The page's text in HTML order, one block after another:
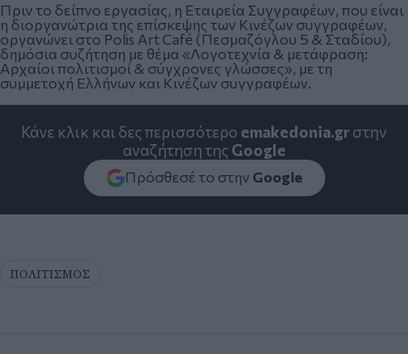
Πριν το δείπνο εργασίας, η Εταιρεία Συγγραφέων, που είναι
η διοργανώτρια της επίσκεψης των Κινέζων συγγραφέων,
οργανώνει στο Polis Art Café (Πεσμαζόγλου 5 & Σταδίου),
δημόσια συζήτηση με θέμα «Λογοτεχνία & μετάφραση:
Αρχαίοι πολιτισμοί & σύγχρονες γλώσσες», με τη
συμμετοχή Ελλήνων και Κινέζων συγγραφέων.
Κάνε κλικ και δες περισσότερο emakedonia.grστην
αναζήτηση της Google
Πρόσθεσέ το στην Google
ΠΟΛΙΤΙΣΜΟΣ